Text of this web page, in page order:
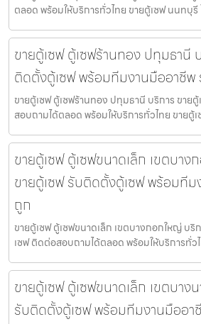
ตลอด พร้อมให้บริการทั่วไทย ขายตู้เซฟ นนทบุรี
ขายตู้เซฟ ตู้เซฟร้านทอง ปทุมธานี
ติดตั้งตู้เซฟ พร้อมทีมงานมืออาชีพ
ขายตู้เซฟ ตู้เซฟร้านทอง ปทุมธานี บริการ ขาย
สอบถามได้ตลอด พร้อมให้บริการทั่วไทย ขายตู้
ขายตู้เซฟ ตู้เซฟขนาดเล็ก เขตบา
ขายตู้เซฟ รับติดตั้งตู้เซฟ พร้อมทีม
ถูก
ขายตู้เซฟ ตู้เซฟขนาดเล็ก เขตบางกอกใหญ่ บ
เซฟ ติดต่อสอบถามได้ตลอด พร้อมให้บริการทั่ว
ขายตู้เซฟ ตู้เซฟขนาดเล็ก เขตบาง
รับติดตั้งตู้เซฟ พร้อมทีมงานมืออา